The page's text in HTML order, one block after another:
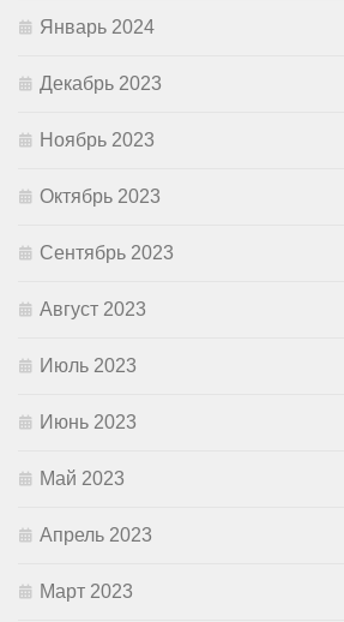
Январь 2024
Декабрь 2023
Ноябрь 2023
Октябрь 2023
Сентябрь 2023
Август 2023
Июль 2023
Июнь 2023
Май 2023
Апрель 2023
Март 2023